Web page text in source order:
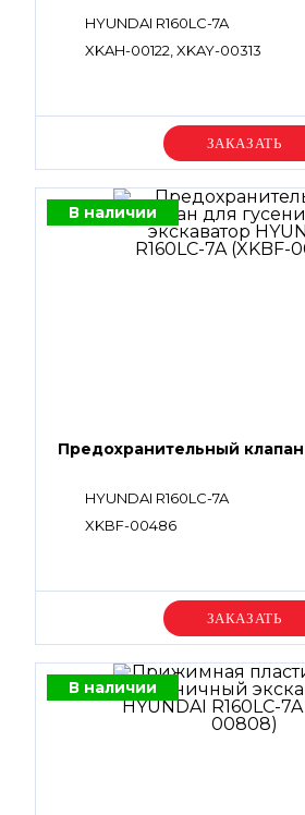
HYUNDAI R160LC-7A
XKAH-00122, XKAY-00313
Уточняйте цену
В наличии
Предохранительный клапан
HYUNDAI R160LC-7A
XKBF-00486
Уточняйте цену
В наличии